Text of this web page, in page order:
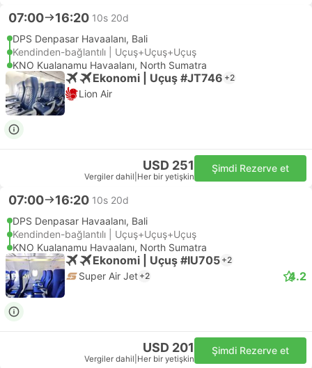
07:00 16:20 10s 20d
DPS Denpasar Havaalanı, Bali
Kendinden-bağlantılı | Uçuş+Uçuş+Uçuş
KNO Kualanamu Havaalanı, North Sumatra
Ekonomi | Uçuş #JT746 +2
Lion Air
USD 251
Vergiler dahil Her bir yetişkin
Şimdi Rezerve et
07:00 16:20 10s 20d
DPS Denpasar Havaalanı, Bali
Kendinden-bağlantılı | Uçuş+Uçuş+Uçuş
KNO Kualanamu Havaalanı, North Sumatra
Ekonomi | Uçuş #IU705 +2
Super Air Jet +2 4.2
USD 201
Vergiler dahil Her bir yetişkin
Şimdi Rezerve et